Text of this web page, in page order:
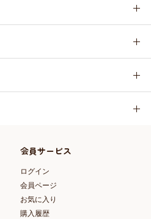
会員サービス
ログイン
会員ページ
お気に入り
購入履歴